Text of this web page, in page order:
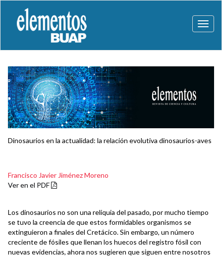
Dinosaurios en la actualidad: la relación evolutiva dinosaurios-aves
Francisco Javier Jiménez Moreno
Ver en el PDF
Los dinosaurios no son una reliquia del pasado, por mucho tiempo
se tuvo la creencia de que estos formidables organismos se
extinguieron a finales del Cretácico. Sin embargo, un número
creciente de fósiles que llenan los huecos del registro fósil con
nuevas evidencias, ahora nos sugieren que siguen entre nosotros